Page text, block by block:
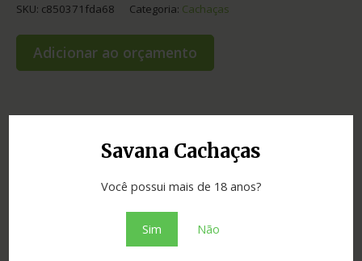
Savana Cachaças
Você possui mais de 18 anos?
Sim Não
SKU: c850371fda68 Categoria: Cachaças
Adicionar ao orçamento
Cláudio